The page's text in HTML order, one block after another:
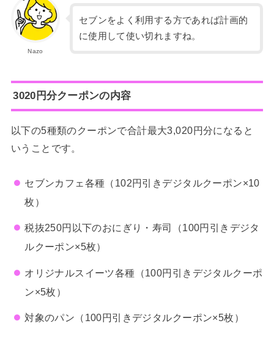
Nazo
セブンをよく利用する方であれば計画的
に使用して使い切れますね。
3020円分クーポンの内容
以下の5種類のクーポンで合計最大3,020円分になると
いうことです。
セブンカフェ各種（102円引きデジタルクーポン×10
枚）
税抜250円以下のおにぎり・寿司（100円引きデジタ
ルクーポン×5枚）
オリジナルスイーツ各種（100円引きデジタルクーポ
ン×5枚）
対象のパン（100円引きデジタルクーポン×5枚）